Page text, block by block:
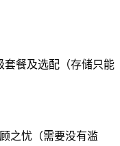
套餐及选配（存储只能
之忧（需要没有滥